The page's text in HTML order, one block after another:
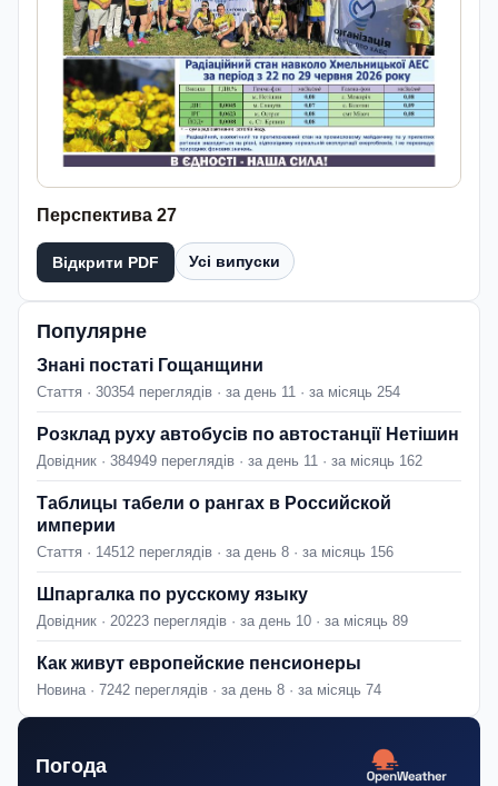
Перспектива 27
Відкрити PDF Усі випуски
Популярне
Знані постаті Гощанщини
Стаття · 30354 переглядів · за день 11 · за місяць 254
Розклад руху автобусів по автостанції Нетішин
Довідник · 384949 переглядів · за день 11 · за місяць 162
Таблицы табели о рангах в Российской
империи
Стаття · 14512 переглядів · за день 8 · за місяць 156
Шпаргалка по русскому языку
Довідник · 20223 переглядів · за день 10 · за місяць 89
Как живут европейские пенсионеры
Новина · 7242 переглядів · за день 8 · за місяць 74
Погода